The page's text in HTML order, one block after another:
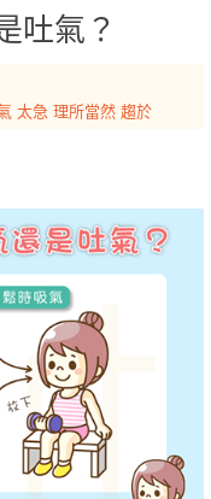
吐氣？
太急 理所當然 趨於